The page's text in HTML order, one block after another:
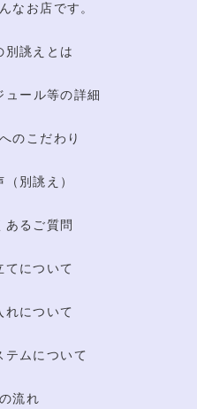
なお店です。
別誂えとは
ュール等の詳細
のこだわり
別誂え）
あるご質問
てについて
れについて
テムについて
流れ